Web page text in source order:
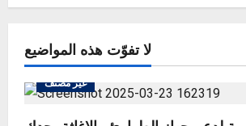
لا تفوّت هذه المواضيع
غير مصنف